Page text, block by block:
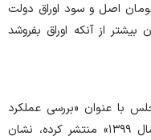
هزار میلیارد تومان اصل و سود اوراق دولت
از آنکه اوراق بفروشد
با عنوان «بررسی عملکرد
قانون بودجه و عملکرد مالی دولت در سال ۱۳۹۹» منتشر کرده، نشان